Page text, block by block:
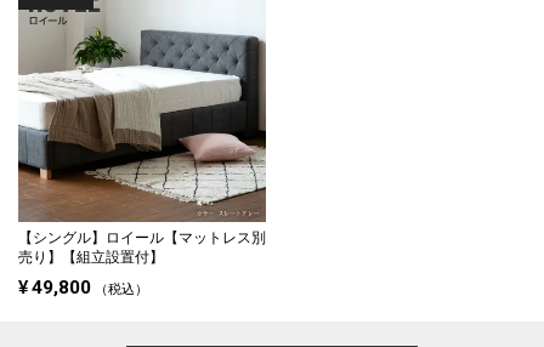
【シングル】
ロイール【マットレス別
売り】【組立設置付】
¥49,800 税込